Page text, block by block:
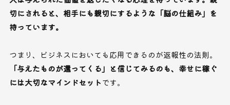
切にされると、相手にも親切にするような「脳の仕組み」を
持っています。
つまり、ビジネスにおいても応用できるのが返報性の法則。
「与えたものが還ってくる」と信じてみるのも、幸せに稼ぐ
には大切なマインドセットです。